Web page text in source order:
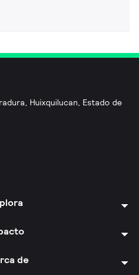
Huixquilucan, Estado de
de